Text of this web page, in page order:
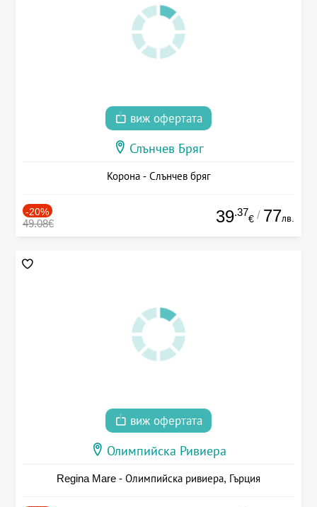
виж офертата
Слънчев Бряг
Корона - Слънчев бряг
-20%
49.08€ 39.37
€ / 77лв.
виж офертата
Олимпийска Ривиера
Regina Mare - Олимпийска ривиера, Гърция